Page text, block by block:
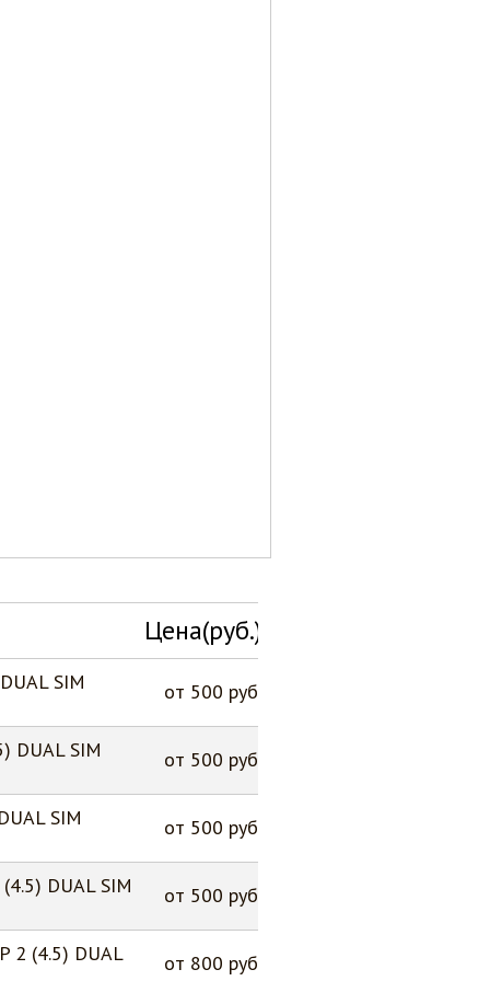
Цена(руб.)
SIM от 500 руб
DUAL SIM от 500 руб
SIM от 500 руб
DUAL SIM от 500 руб
2 (4.5) DUAL от 800 руб